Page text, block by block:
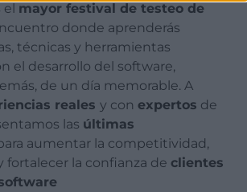
el mayor festival de testeo de
donde aprenderás
técnicas y herramientas
el desarrollo del software,
de un día memorable. A
reales y con expertos de
las últimas
aumentar la competitividad,
fortalecer la confianza de clientes